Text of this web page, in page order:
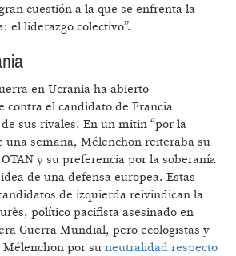
cuestión a la que se enfrenta la
el liderazgo colectivo”.
en Ucrania ha abierto
contra el candidato de Francia
sus rivales. En un mitin “por la
una semana, Mélenchon reiteraba su
y su preferencia por la soberanía
de una defensa europea. Estas
de izquierda reivindican la
político pacifista asesinado en
Guerra Mundial, pero ecologistas y
Mélenchon por su neutralidad respecto